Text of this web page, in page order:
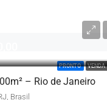
PRONTO VENDA
– Rio de Janeiro
Brasil